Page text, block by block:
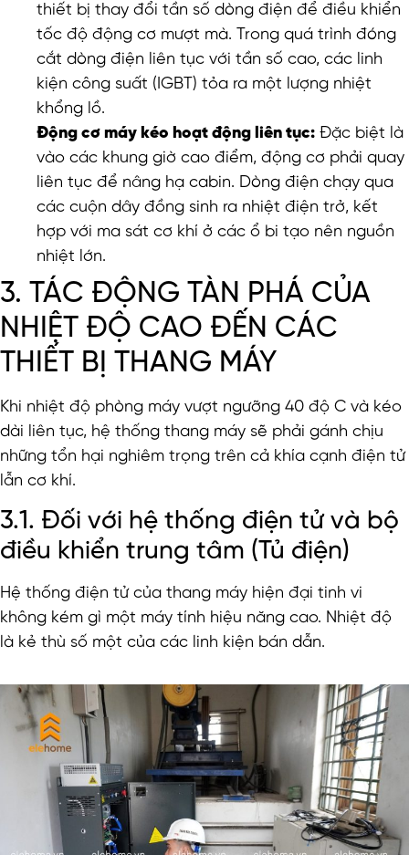
thiết bị thay đổi tần số dòng điện để điều khiển
tốc độ động cơ mượt mà. Trong quá trình đóng
cắt dòng điện liên tục với tần số cao, các linh
kiện công suất (IGBT) tỏa ra một lượng nhiệt
khổng lồ.
Động cơ máy kéo hoạt động liên tục: Đặc biệt là
vào các khung giờ cao điểm, động cơ phải quay
liên tục để nâng hạ cabin. Dòng điện chạy qua
các cuộn dây đồng sinh ra nhiệt điện trở, kết
hợp với ma sát cơ khí ở các ổ bi tạo nên nguồn
nhiệt lớn.
3. TÁC ĐỘNG TÀN PHÁ CỦA
NHIỆT ĐỘ CAO ĐẾN CÁC
THIẾT BỊ THANG MÁY
Khi nhiệt độ phòng máy vượt ngưỡng 40 độ C và kéo
dài liên tục, hệ thống thang máy sẽ phải gánh chịu
những tổn hại nghiêm trọng trên cả khía cạnh điện tử
lẫn cơ khí.
3.1. Đối với hệ thống điện tử và bộ
điều khiển trung tâm (Tủ điện)
Hệ thống điện tử của thang máy hiện đại tinh vi
không kém gì một máy tính hiệu năng cao. Nhiệt độ
là kẻ thù số một của các linh kiện bán dẫn.